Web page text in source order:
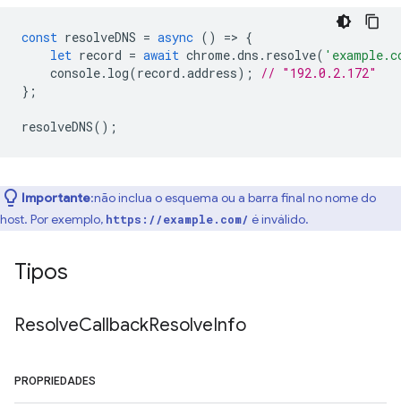
const resolveDNS = async () => {
let record = await chrome.dns . resolve(
console. log(record .address);
// "192.0.2.172"
};
resolveDNS();
Importante:não inclua o esquema ou a barra final no nome do
host. Por exemplo, https://example.com/ é inválido.
Tipos
ResolveCallbackResolveInfo
PROPRIEDADES